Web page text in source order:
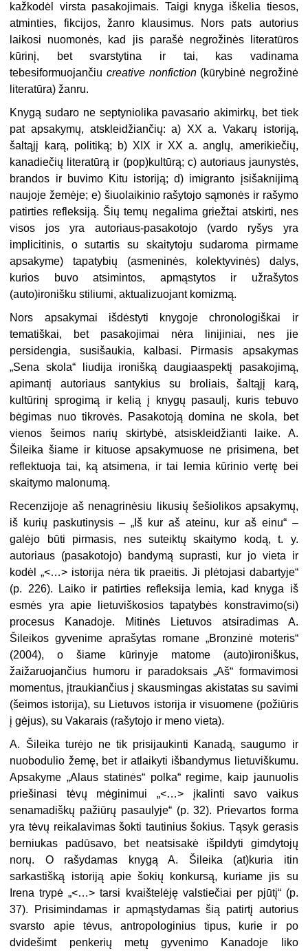
kažkodėl virsta pasakojimais. Taigi knyga iškelia tiesos,
atminties, fikcijos, žanro klausimus. Nors pats autorius
laikosi nuomonės, kad jis parašė negrožinės literatūros
kūrinį, bet svarstytina ir tai, kas vadinama
tebesiformuojančiu creative nonfiction(kūrybinė negrožinė
literatūra) žanru.
Knygą sudaro ne septyniolika pavasario akimirkų, bet tiek
pat apsakymų, atskleidžiančių: a) XX a. Vakarų istoriją,
šaltąjį karą, politiką; b) XIX ir XX a. anglų, amerikiečių,
kanadiečių literatūrą ir (pop)kultūrą; c) autoriaus jaunystės,
brandos ir buvimo Kitu istoriją; d) imigranto įsišaknijimą
naujoje žemėje; e) šiuolaikinio rašytojo sąmonės ir rašymo
patirties refleksiją. Šių temų negalima griežtai atskirti, nes
visos jos yra autoriaus-pasakotojo (vardo ryšys yra
implicitinis, o sutartis su skaitytoju sudaroma pirmame
apsakyme) tapatybių (asmeninės, kolektyvinės) dalys,
kurios buvo atsimintos, apmąstytos ir užrašytos
(auto)ironišku stiliumi, aktualizuojant komizmą.
Nors apsakymai išdėstyti knygoje chronologiškai ir
tematiškai, bet pasakojimai nėra linijiniai, nes jie
persidengia, susišaukia, kalbasi. Pirmasis apsakymas
„Sena skola“ liudija ironišką daugiaaspektį pasakojimą,
apimantį autoriaus santykius su broliais, šaltąjį karą,
kultūrinį sprogimą ir kelią į knygų pasaulį, kuris tebuvo
bėgimas nuo tikrovės. Pasakotoją domina ne skola, bet
vienos šeimos narių skirtybė, atsiskleidžianti laike. A.
Šileika šiame ir kituose apsakymuose ne prisimena, bet
reflektuoja tai, ką atsimena, ir tai lemia kūrinio vertę bei
skaitymo malonumą.
Recenzijoje aš nenagrinėsiu likusių šešiolikos apsakymų,
iš kurių paskutinysis – „Iš kur aš ateinu, kur aš einu“ –
galėjo būti pirmasis, nes suteiktų skaitymo kodą, t. y.
autoriaus (pasakotojo) bandymą suprasti, kur jo vieta ir
kodėl „<…> istorija nėra tik praeitis. Ji plėtojasi dabartyje“
(p. 226). Laiko ir patirties refleksija lemia, kad knyga iš
esmės yra apie lietuviškosios tapatybės konstravimo(si)
procesus Kanadoje. Mitinės Lietuvos atsiradimas A.
Šileikos gyvenime aprašytas romane „Bronzinė moteris“
(2004), o šiame kūrinyje matome (auto)ironiškus,
žaižaruojančius humoru ir paradoksais „Aš“ formavimosi
momentus, įtraukiančius į skausmingas akistatas su savimi
(šeimos istorija), su Lietuvos istorija ir visuomene (požiūris
į gėjus), su Vakarais (rašytojo ir meno vieta).
A. Šileika turėjo ne tik prisijaukinti Kanadą, saugumo ir
nuobodulio žemę, bet ir atlaikyti išbandymus lietuviškumu.
Apsakyme „Alaus statinės“ polka“ regime, kaip jaunuolis
priešinasi tėvų mėginimui „<…> įkalinti savo vaikus
senamadiškų pažiūrų pasaulyje“ (p. 32). Prievartos forma
yra tėvų reikalavimas šokti tautinius šokius. Tąsyk gerasis
berniukas padūsavo, bet neatsisakė išpildyti gimdytojų
norų. O rašydamas knygą A. Šileika (at)kuria itin
sarkastišką istoriją apie šokių konkursą, kuriame jis su
Irena trypė „<…> tarsi kvaištelėję valstiečiai per pjūtį“ (p.
37). Prisimindamas ir apmąstydamas šią patirtį autorius
svarsto apie tėvus, antropologinius tipus, kurie ir po
dvidešimt penkerių metų gyvenimo Kanadoje liko